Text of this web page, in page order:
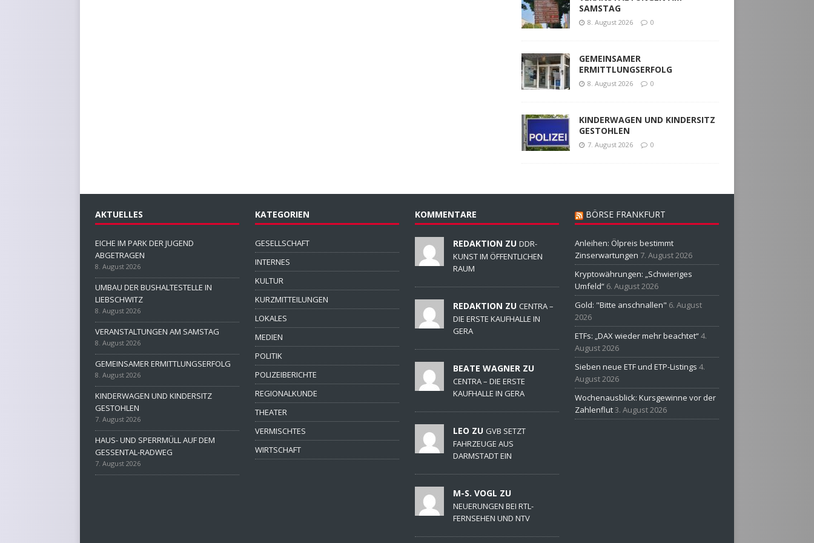
SAMSTAG
8. August 2026 0
GEMEINSAMER
ERMITTLUNGSERFOLG
8. August 2026 0
KINDERWAGEN UND KINDERSITZ
GESTOHLEN
7. August 2026 0
AKTUELLES
EICHE IM PARK DER JUGEND
ABGETRAGEN
8. August 2026
UMBAU DER BUSHALTESTELLE IN
LIEBSCHWITZ
8. August 2026
VERANSTALTUNGEN AM SAMSTAG
8. August 2026
GEMEINSAMER ERMITTLUNGSERFOLG
8. August 2026
KINDERWAGEN UND KINDERSITZ
GESTOHLEN
7. August 2026
HAUS- UND SPERRMÜLL AUF DEM
GESSENTAL-RADWEG
7. August 2026
KATEGORIEN
GESELLSCHAFT
INTERNES
KULTUR
KURZMITTEILUNGEN
LOKALES
MEDIEN
POLITIK
POLIZEIBERICHTE
REGIONALKUNDE
THEATER
VERMISCHTES
WIRTSCHAFT
KOMMENTARE
REDAKTION ZU DDR-
KUNST IM ÖFFENTLICHEN
RAUM
REDAKTION ZU CENTRA –
DIE ERSTE KAUFHALLE IN
GERA
BEATE WAGNER ZU
CENTRA – DIE ERSTE
KAUFHALLE IN GERA
LEO ZU GVB SETZT
FAHRZEUGE AUS
DARMSTADT EIN
M-S. VOGL ZU
NEUERUNGEN BEI RTL-
FERNSEHEN UND NTV
BÖRSE FRANKFURT
Anleihen: Ölpreis bestimmt
Zinserwartungen 7. August 2026
Kryptowährungen: „Schwieriges
Umfeld“ 6. August 2026
Gold: "Bitte anschnallen" 6. August
2026
ETFs: „DAX wieder mehr beachtet“4.
August 2026
Sieben neue ETF und ETP-Listings 4.
August 2026
Wochenausblick: Kursgewinne vor der
Zahlenflut3. August 2026